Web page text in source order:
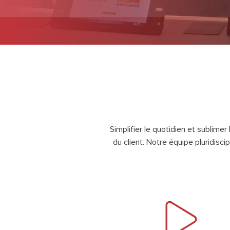
Simplifier le quotidien et
du client. Notre équipe